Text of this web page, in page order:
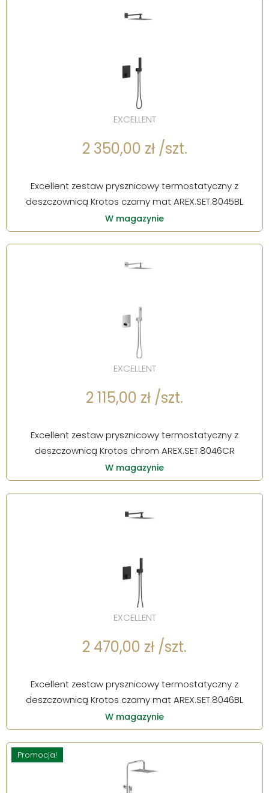
EXCELLENT
2 350,00 zł /szt.
Excellent zestaw prysznicowy termostatyczny z
deszczownicą Krotos czarny mat AREX.SET.8045BL
W magazynie
EXCELLENT
2 115,00 zł /szt.
Excellent zestaw prysznicowy termostatyczny z
deszczownicą Krotos chrom AREX.SET.8046CR
W magazynie
EXCELLENT
2 470,00 zł /szt.
Excellent zestaw prysznicowy termostatyczny z
deszczownicą Krotos czarny mat AREX.SET.8046BL
W magazynie
Promocja!